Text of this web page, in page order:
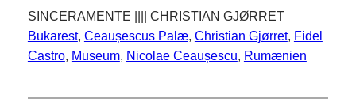
SINCERAMENTE |||| CHRISTIAN GJØRRET
Bukarest, Ceaușescus Palæ, Christian Gjørret, Fidel
Castro, Museum, Nicolae Ceaușescu, Rumænien